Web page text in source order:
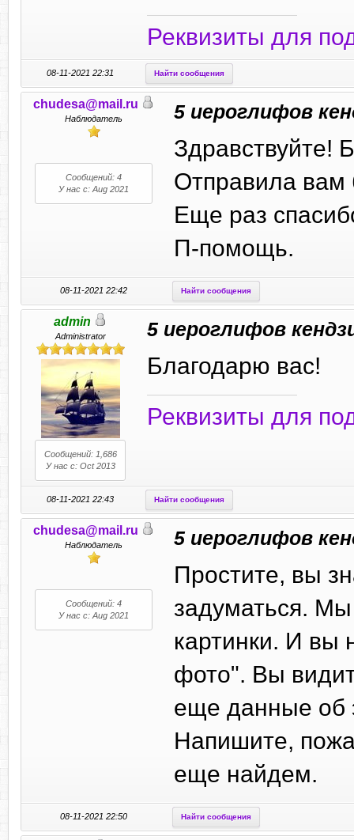
Реквизиты для
08-11-2021 22:31 Найти сообщения
chudesa@mail.ru
Наблюдатель
Сообщений: 4
У нас с: Aug 2021
5 иероглифов
Здравствуйте!
Отправила вам
Еще раз
П-помощь.
08-11-2021 22:42 Найти сообщения
admin
Administrator
Сообщений: 1,686
У нас с: Oct 2013
5 иероглифов
Благодарю вас!
Реквизиты для
08-11-2021 22:43 Найти сообщения
chudesa@mail.ru
Наблюдатель
Сообщений: 4
У нас с: Aug 2021
5 иероглифов
Простите, вы
задуматься.
картинки. И вы
фото". Вы
еще данные об
Напишите,
еще найдем.
08-11-2021 22:50 Найти сообщения